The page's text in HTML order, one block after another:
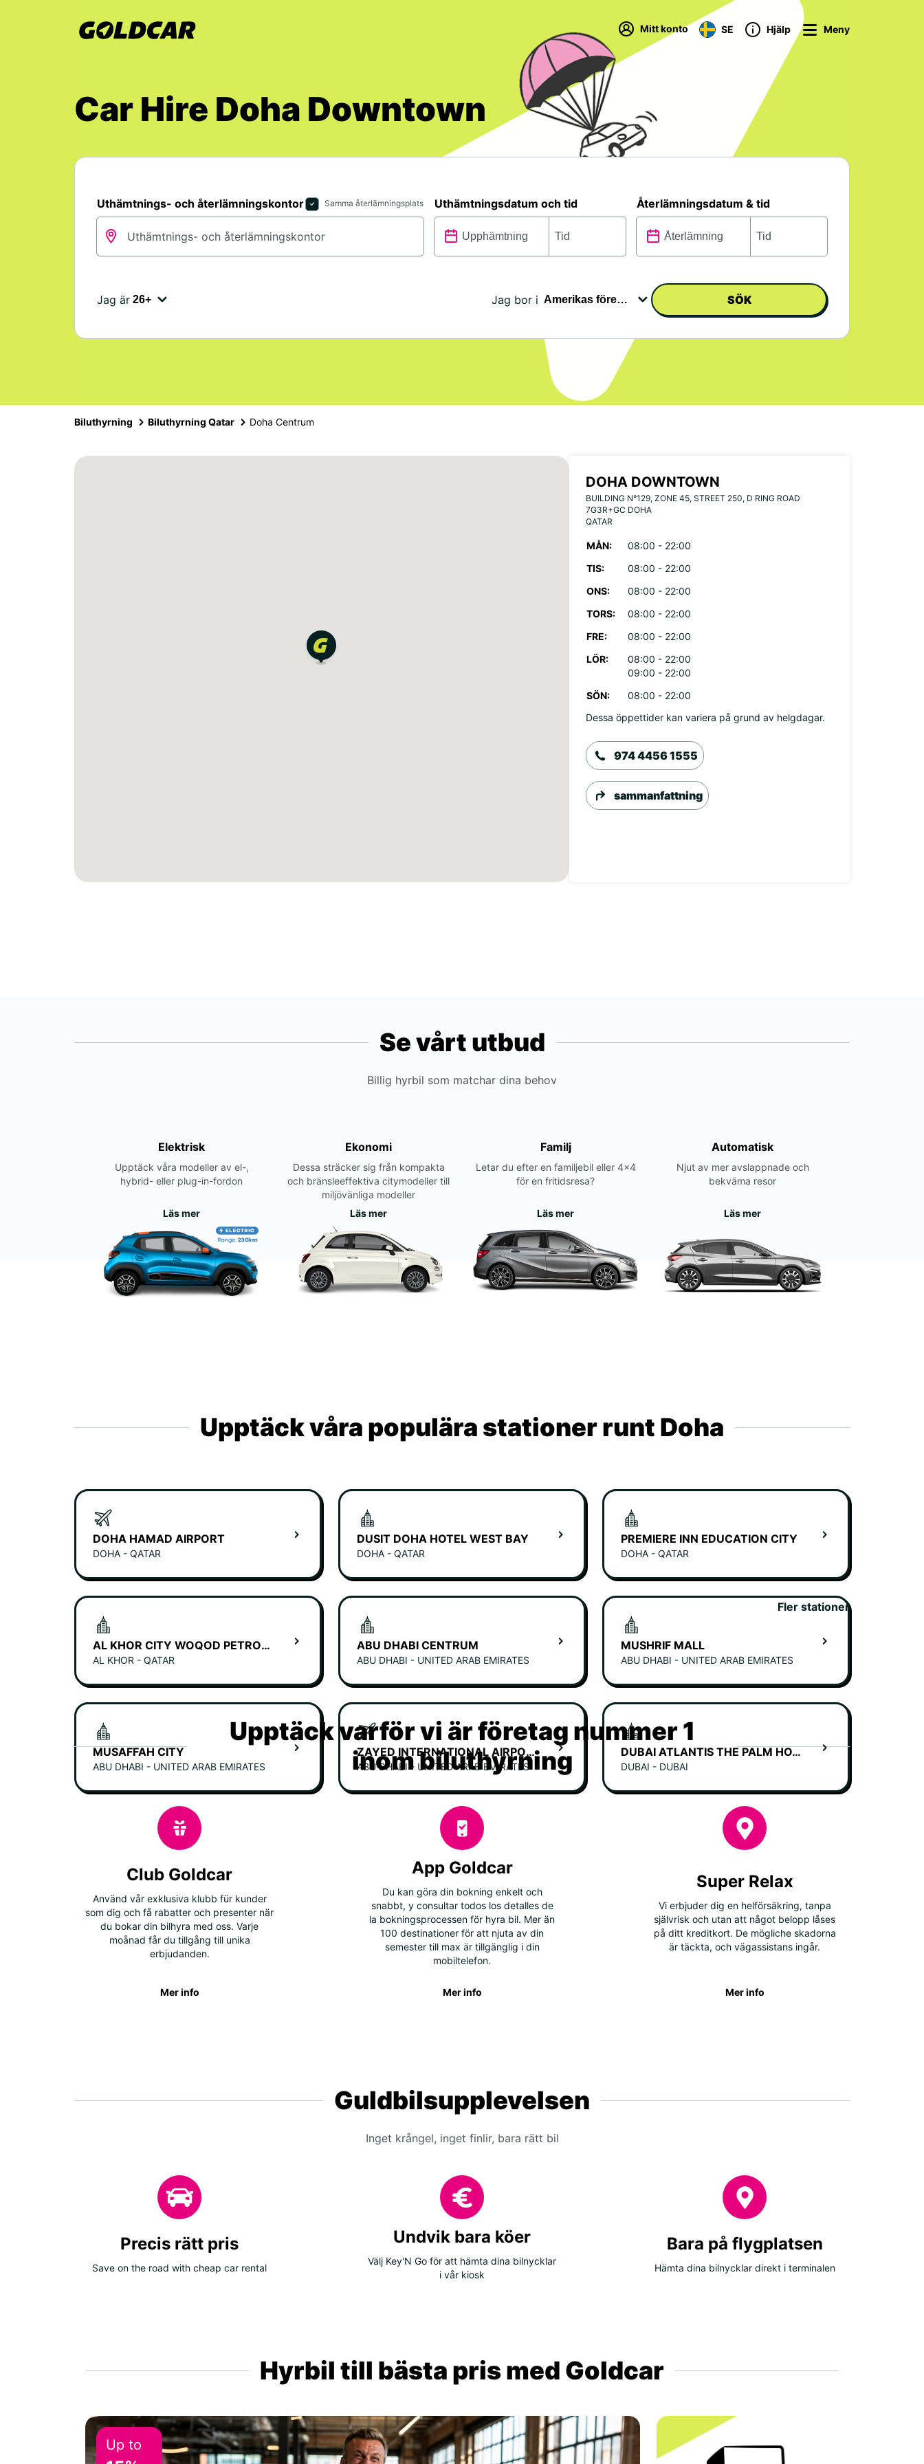
Mitt konto SE Hjälp Meny
Car Hire Doha Downtown
Uthämtnings- och återlämningskontor Samma återlämningsplats Uthämtningsdatum och tid Återlämningsdatum & tid
Jag är Jag bor i SÖK
Biluthyrning Biluthyrning Qatar Doha Centrum
DOHA DOWNTOWN
BUILDING N°129, ZONE 45, STREET 250, D RING ROAD
7G3R+GC DOHA
QATAR
MÅN:
08:00 - 22:00
TIS:
08:00 - 22:00
ONS:
08:00 - 22:00
TORS:
08:00 - 22:00
FRE:
08:00 - 22:00
LÖR:
08:00 - 22:00
09:00 - 22:00
SÖN:
08:00 - 22:00
Dessa öppettider kan variera på grund av helgdagar.
974 4456 1555
sammanfattning
Se vårt utbud
Billig hyrbil som matchar dina behov
Elektrisk
Upptäck våra modeller av el-,
hybrid- eller plug-in-fordon
Läs mer
Ekonomi
Dessa sträcker sig från kompakta
och bränsleeffektiva citymodeller till
miljövänliga modeller
Läs mer
Familj
Letar du efter en familjebil eller 4x4
för en fritidsresa?
Läs mer
Automatisk
Njut av mer avslappnade och
bekväma resor
Läs mer
Upptäck våra populära stationer runt Doha
DOHA HAMAD AIRPORT
DOHA - QATAR
DUSIT DOHA HOTEL WEST BAY
DOHA - QATAR
PREMIERE INN EDUCATION CITY
DOHA - QATAR
AL KHOR CITY WOQOD PETROL STATION
AL KHOR - QATAR
ABU DHABI CENTRUM
ABU DHABI - UNITED ARAB EMIRATES
MUSHRIF MALL
ABU DHABI - UNITED ARAB EMIRATES
MUSAFFAH CITY
ABU DHABI - UNITED ARAB EMIRATES
ZAYED INTERNATIONAL AIRPORT - TERMINAL A
ABU DHABI - UNITED ARAB EMIRATES
DUBAI ATLANTIS THE PALM HOTEL
DUBAI - DUBAI
Fler stationer
Upptäck varför vi är företag nummer 1
inom biluthyrning
Club Goldcar
Använd vår exklusiva klubb für kunder
som dig och få rabatter och presenter när
du bokar din bilhyra med oss. Varje
moånad får du tillgång till unika
erbjudanden.
Mer info
App Goldcar
Du kan göra din bokning enkelt och
snabbt, y consultar todos los detalles de
la bokningsprocessen för hyra bil. Mer än
100 destinationer för att njuta av din
semester till max är tillgänglig i din
mobiltelefon.
Mer info
Super Relax
Vi erbjuder dig en helförsäkring, tanpa
självrisk och utan att något belopp låses
på ditt kreditkort. De mögliche skadorna
är täckta, och vägassistans ingår.
Mer info
Guldbilsupplevelsen
Inget krångel, inget finlir, bara rätt bil
Precis rätt pris
Save on the road with cheap car rental
Undvik bara köer
Välj Key'N Go för att hämta dina bilnycklar
i vår kiosk
Bara på flygplatsen
Hämta dina bilnycklar direkt i terminalen
Hyrbil till bästa pris med Goldcar
Up to